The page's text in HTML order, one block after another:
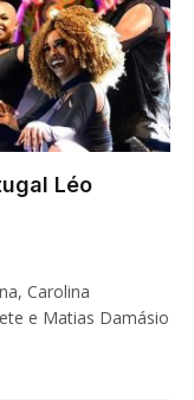
Léo
Carolina
e Matias Damásio